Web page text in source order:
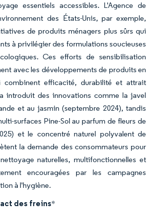
essentiels accessibles. L'Agence de
des États-Unis, par exemple,
de produits ménagers plus sûrs qui
à privilégier des formulations soucieuses
Ces efforts de sensibilisation
avec les développements de produits en
combinent efficacité, durabilité et attrait
introduit des innovations comme la javel
et au jasmin (septembre 2024), tandis
surfaces Pine-Sol au parfum de fleurs de
et le concentré naturel polyvalent de
la demande des consommateurs pour
naturelles, multifonctionnelles et
encouragées par les campagnes
à l'hygiène.
des freins*